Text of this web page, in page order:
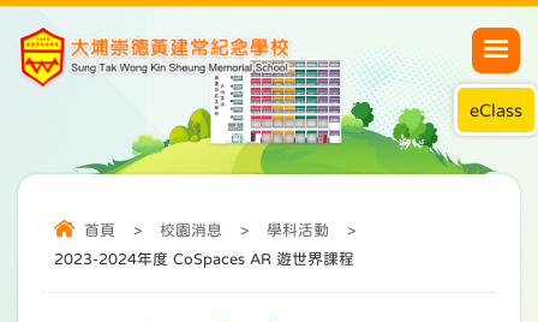
eClass
首頁 > 校園消息 > 學科活動
>
2023-2024年度 CoSpaces AR 遊世界課程